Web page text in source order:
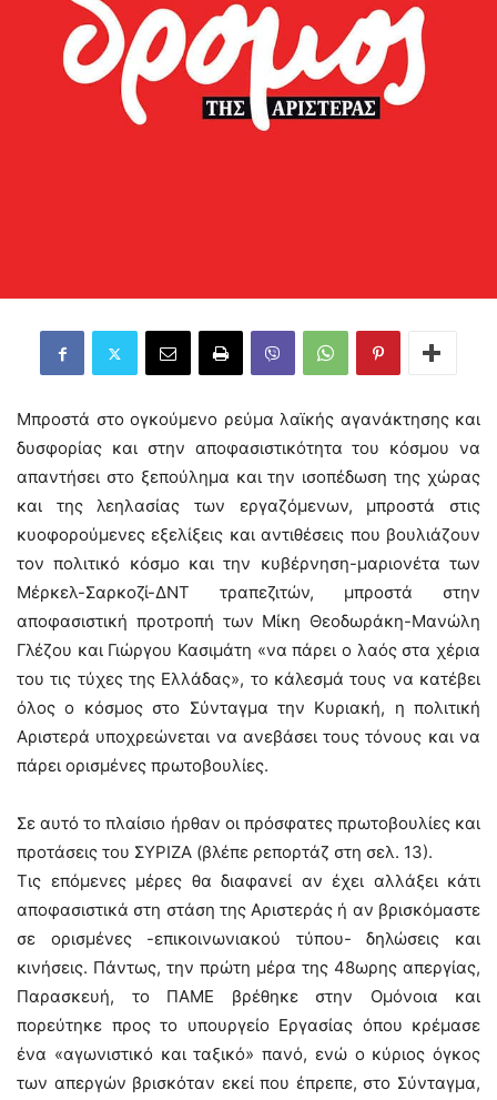
Μπροστά στο ογκούμενο ρεύμα λαϊκής αγανάκτησης και
δυσφορίας και στην αποφασιστικότητα του κόσμου να
απαντήσει στο ξεπούλημα και την ισοπέδωση της χώρας
και της λεηλασίας των εργαζόμενων, μπροστά στις
κυοφορούμενες εξελίξεις και αντιθέσεις που βουλιάζουν
τον πολιτικό κόσμο και την κυβέρνηση-μαριονέτα των
Μέρκελ-Σαρκοζί-ΔΝΤ τραπεζιτών, μπροστά στην
αποφασιστική προτροπή των Μίκη Θεοδωράκη-Μανώλη
Γλέζου και Γιώργου Κασιμάτη «να πάρει ο λαός στα χέρια
του τις τύχες της Ελλάδας», το κάλεσμά τους να κατέβει
όλος ο κόσμος στο Σύνταγμα την Κυριακή, η πολιτική
Αριστερά υποχρεώνεται να ανεβάσει τους τόνους και να
πάρει ορισμένες πρωτοβουλίες.
Σε αυτό το πλαίσιο ήρθαν οι πρόσφατες πρωτοβουλίες και
προτάσεις του ΣΥΡΙΖΑ (βλέπε ρεπορτάζ στη σελ. 13).
Τις επόμενες μέρες θα διαφανεί αν έχει αλλάξει κάτι
αποφασιστικά στη στάση της Αριστεράς ή αν βρισκόμαστε
σε ορισμένες -επικοινωνιακού τύπου- δηλώσεις και
κινήσεις. Πάντως, την πρώτη μέρα της 48ωρης απεργίας,
Παρασκευή, το ΠΑΜΕ βρέθηκε στην Ομόνοια και
πορεύτηκε προς το υπουργείο Εργασίας όπου κρέμασε
ένα «αγωνιστικό και ταξικό» πανό, ενώ ο κύριος όγκος
των απεργών βρισκόταν εκεί που έπρεπε, στο Σύνταγμα,